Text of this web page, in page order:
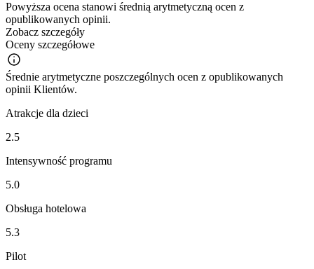
Powyższa ocena stanowi średnią arytmetyczną ocen z
opublikowanych opinii.
Zobacz szczegóły
Oceny szczegółowe
Średnie arytmetyczne poszczególnych ocen z opublikowanych
opinii Klientów.
Atrakcje dla dzieci
2.5
Intensywność programu
5.0
Obsługa hotelowa
5.3
Pilot